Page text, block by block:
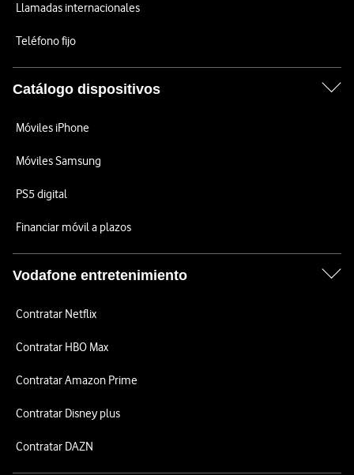
Llamadas internacionales
Teléfono fijo
Catálogo dispositivos
Móviles iPhone
Móviles Samsung
PS5 digital
Financiar móvil a plazos
Vodafone entretenimiento
Contratar Netflix
Contratar HBO Max
Contratar Amazon Prime
Contratar Disney plus
Contratar DAZN